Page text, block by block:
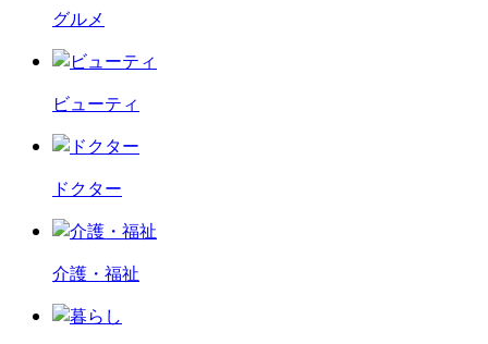
グルメ
ビューティ
ドクター
介護・福祉